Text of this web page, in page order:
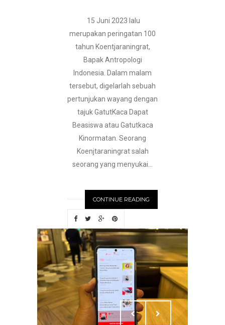
15 Juni 2023 lalu
merupakan peringatan 100
tahun Koentjaraningrat,
Bapak Antropologi
Indonesia. Dalam malam
tersebut, digelarlah sebuah
pertunjukan wayang dengan
tajuk GatutKaca Dapat
Beasiswa atau Gatutkaca
Kinormatan. Seorang
Koenjtaraningrat salah
seorang yang menyukai...
CONTINUE READING